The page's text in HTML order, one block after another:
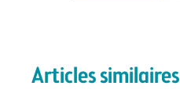
Articles similaires